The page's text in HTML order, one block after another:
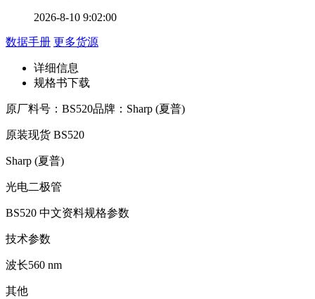
2026-8-10 9:02:00
数据手册 更多货源
详细信息
规格书下载
原厂料号： BS520品牌： Sharp (夏普)
原装现货 BS520
Sharp (夏普)
光电二极管
BS520 中文资料规格参数
技术参数
波长560 nm
其他